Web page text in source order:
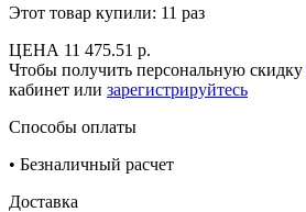
Этот товар купили: 11 раз
ЦЕНА 11 475.51 р.
Чтобы получить персональную скидку
кабинет или зарегистрируйтесь
Способы оплаты
• Безналичный расчет
Доставка